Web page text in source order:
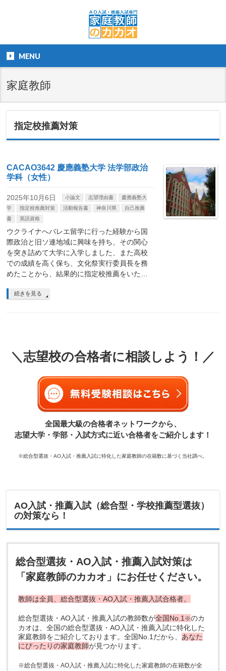
MENU
家庭教師
指定校推薦対策
CACAO3642 慶應義塾大学 法学部政治
学科（女性）
2025年10月6日 小論文 志望理由書
慶應義塾大
学
指定校推薦対策 活動報告書 神奈川県
自己推薦
書
英語資格
ウクライナへバレエ留学に行った経験から国
際政治と旧ソ連地域に興味を持ち、その関心
を突き詰めて大学に入学しました、また高校
での成績を高く保ち、文化祭実行委員長を務
めたことから、結果的に指定校推薦をいた…
続きを見る
＼志望校の合格者に相談しよう！／
全国最大級の合格者ネットワークから、
志望大学・学部・入試方式に近い合格者をご紹介します！
※総合型選抜・AO入試・推薦入試に特化した家庭教師の在籍数に基づく当社調べ。
AO入試・推薦入試（総合型・学校推薦型選抜）
の対策なら！
総合型選抜・AO入試・推薦入試対策は
「家庭教師のカカオ」にお任せください。
教師は全員、総合型選抜・AO入試・推薦入試合格者。
総合型選抜・AO入試・推薦入試の教師数が全国No.1 ※のカ
カオは、全国の総合型選抜・AO入試・推薦入試に特化した
家庭教師をご紹介しております。全国No.1だから、 あなた
にぴったりの家庭教師が見つかります。
※総合型選抜・AO入試・推薦入試に特化した家庭教師の在籍数が全